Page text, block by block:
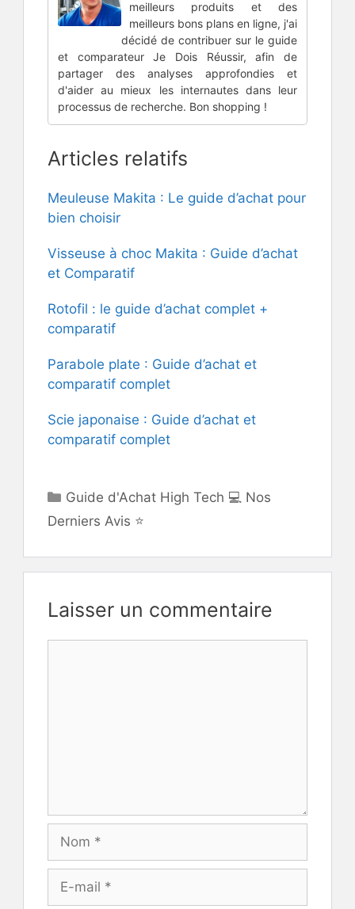
meilleurs produits et des
meilleurs bons plans en ligne, j'ai
décidé de contribuer sur le guide
et comparateur Je Dois Réussir, afin de
partager des analyses approfondies et
d'aider au mieux les internautes dans leur
processus de recherche. Bon shopping !
Articles relatifs
Meuleuse Makita : Le guide d’achat pour
bien choisir
Visseuse à choc Makita : Guide d’achat
et Comparatif
Rotofil : le guide d’achat complet +
comparatif
Parabole plate : Guide d’achat et
comparatif complet
Scie japonaise : Guide d’achat et
comparatif complet
Catégories
Guide d'Achat High Tech 💻 Nos
Derniers Avis ⭐
Laisser un commentaire
Nom